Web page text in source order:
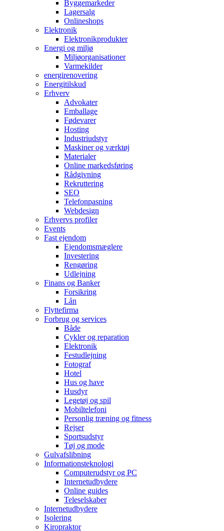
Byggemarkeder
Lagersalg
Onlineshops
Elektronik
Elektronikprodukter
Energi og miljø
Miljøorganisationer
Varmekilder
energirenovering
Energitilskud
Erhverv
Advokater
Emballage
Fødevarer
Hosting
Industriudstyr
Maskiner og værktøj
Materialer
Online markedsføring
Rådgivning
Rekruttering
SEO
Telefonpasning
Webdesign
Erhvervs profiler
Events
Fast ejendom
Ejendomsmæglere
Investering
Rengøring
Udlejning
Finans og Banker
Forsikring
Lån
Flyttefirma
Forbrug og services
Både
Cykler og reparation
Elektronik
Festudlejning
Fotograf
Hotel
Hus og have
Husdyr
Legetøj og spil
Mobiltelefoni
Personlig træning og fitness
Rejser
Sportsudstyr
Tøj og mode
Gulvafslibning
Informationsteknologi
Computerudstyr og PC
Internetudbydere
Online guides
Teleselskaber
Internetudbydere
Isolering
Kiropraktor